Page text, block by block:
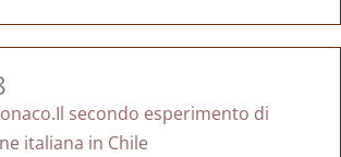
secondo esperimento di
italiana in Chile